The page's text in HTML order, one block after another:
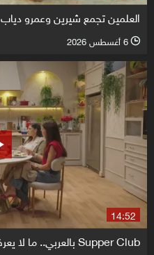
العلمين تجمع شيرين وعمرو دياب
l 6 أغسطس 2026
14:52
Supper Club بالعربي.. ما لا يعرفه الناس عن الفورمولا 1